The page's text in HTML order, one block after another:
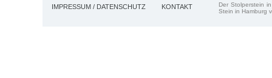
IMPRESSUM / DATENSCHUTZ KONTAKT
Der Stolperstein
Stein in Hamburg